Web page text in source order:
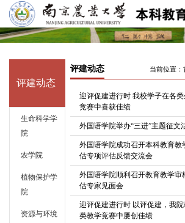
评建动态
生命科学学
院
农学院
植物保护学
院
资源与环境
评建动态 当前位置：
迎评促建进行时 我校学子在各
竞赛中喜获佳绩
外国语学院举办“三进”主题征文
外国语学院成功召开本科教育教
估专项评估反馈交流会
外国语学院顺利召开教育教学审
估专家见面会
迎评促建进行时 以评促建，我院教师在各
类教学竞赛中屡创佳绩